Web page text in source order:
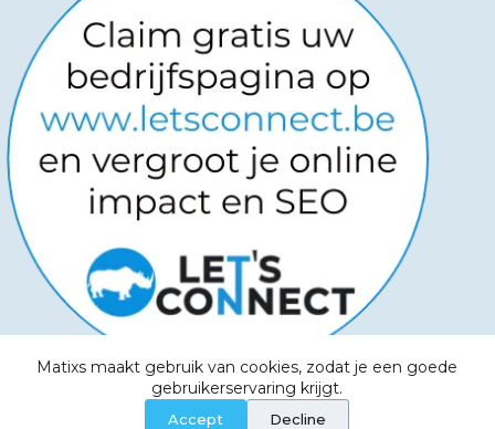
Matixs maakt gebruik van cookies, zodat je een goede
gebruikerservaring krijgt.
Accept Decline
Copyright © 2026-Powered by
Websitemanagers
Algemene voorwaarden -